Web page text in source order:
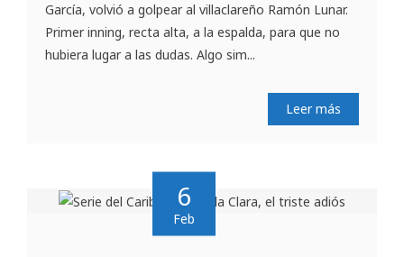
García, volvió a golpear al villaclareño Ramón Lunar.
Primer inning, recta alta, a la espalda, para que no
hubiera lugar a las dudas. Algo sim...
Leer más
6
Feb